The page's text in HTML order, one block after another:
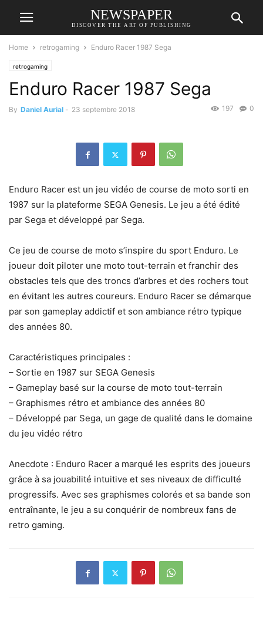
NEWSPAPER
DISCOVER THE ART OF PUBLISHING
Home retrogaming Enduro Racer 1987 Sega
retrogaming
Enduro Racer 1987 Sega
By Daniel Aurial - 23 septembre 2018 0
197
Enduro Racer est un jeu vidéo de course de moto sorti en
1987 sur la plateforme SEGA Genesis. Le jeu a été édité
par Sega et développé par Sega.
Ce jeu de course de moto s’inspire du sport Enduro. Le
joueur doit piloter une moto tout-terrain et franchir des
obstacles tels que des troncs d’arbres et des rochers tout
en évitant les autres coureurs. Enduro Racer se démarque
par son gameplay addictif et son ambiance rétro typique
des années 80.
Caractéristiques principales :
– Sortie en 1987 sur SEGA Genesis
– Gameplay basé sur la course de moto tout-terrain
– Graphismes rétro et ambiance des années 80
– Développé par Sega, un gage de qualité dans le domaine
du jeu vidéo rétro
Anecdote : Enduro Racer a marqué les esprits des joueurs
grâce à sa jouabilité intuitive et ses niveaux de difficulté
progressifs. Avec ses graphismes colorés et sa bande son
entraînante, le jeu a su conquérir de nombreux fans de
retro gaming.